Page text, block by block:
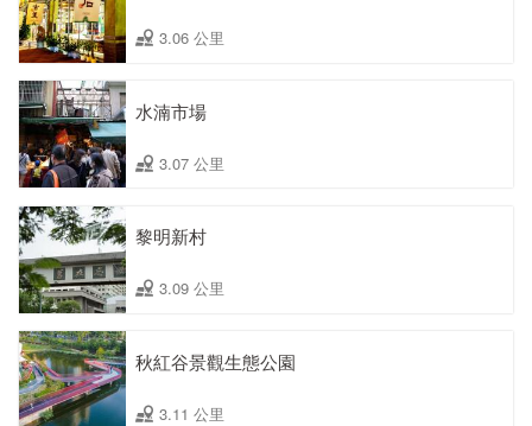
3.06 公里
水湳市場
3.07 公里
黎明新村
3.09 公里
秋紅谷景觀生態公園
3.11 公里